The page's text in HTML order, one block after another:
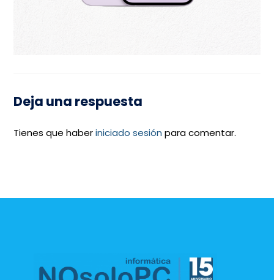
Deja una respuesta
Tienes que haberiniciado sesión para comentar.